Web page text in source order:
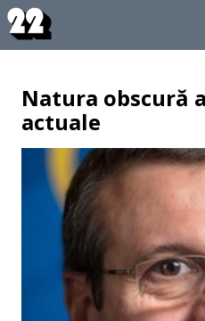
Natura obscură
actuale